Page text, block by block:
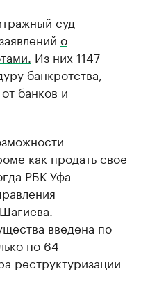
суд
о
Из них 1147
банкротства,
банков и
как продать свое
РБК-Уфа
-
введена по
по 64
реструктуризации